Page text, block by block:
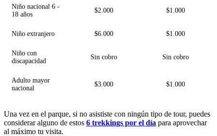
Niño nacional 6 -
18 años
$2.000 $1.000
Niño extranjero $6.000 $1.000
Niño con
discapacidad
Sin cobro Sin cobro
Adulto mayor
nacional
$3.000 $1.000
Una vez en el parque, si no asististe con ningún tipo de tour, puedes
considerar alguno de estos 6 trekkings por el día para aprovechar
al máximo tu visita.